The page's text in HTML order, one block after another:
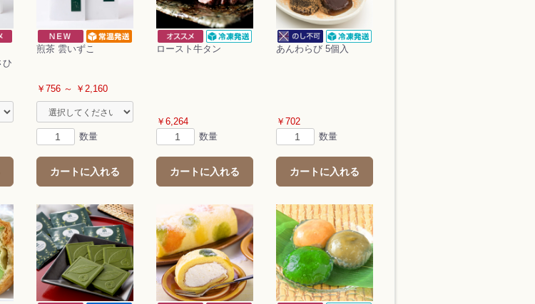
ひ
煎茶 雲いずこ
￥756 ～ ￥2,160
数量
カートに入れる
ロースト牛タン
￥6,264
数量
カートに入れる
あんわらび 5個入
￥702
数量
カートに入れる